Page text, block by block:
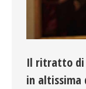
Il ritratto di
in altissima